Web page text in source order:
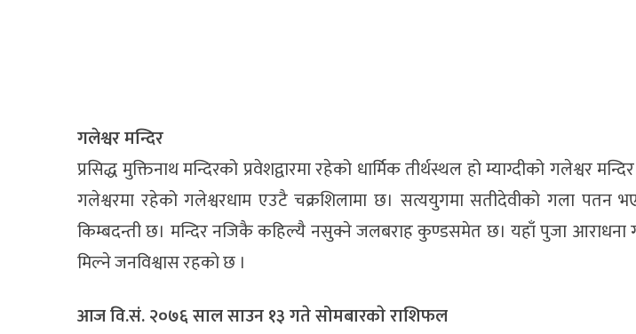
गलेश्वर मन्दिर
प्रसिद्ध मुक्तिनाथ मन्दिरको प्रवेशद्वारमा रहेको धार्मिक तीर्थस्थल हो म्याग्दीको गलेश्वर
गलेश्वरमा रहेको गलेश्वरधाम एउटै चक्रशिलामा छ। सत्ययुगमा सतीदेवीको गला पतन
किम्बदन्ती छ। मन्दिर नजिकै कहिल्यै नसुक्ने जलबराह कुण्डसमेत छ। यहाँ पुजा आराधना
मिल्ने जनविश्वास रहकाे छ ।
आज वि.सं. २०७६ साल साउन १३ गते सोमबारकाे राशिफल